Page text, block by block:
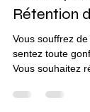
Massage
Rétention
Vous souffrez de
Vous souhaitez